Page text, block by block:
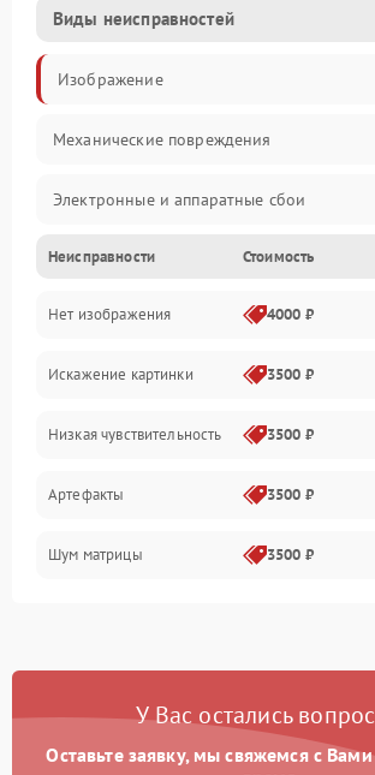
Виды неисправностей
Изображение
Механические повреждения
Электронные и аппаратные сбои
Неисправности сенсора и оптики
Программные ошибки
Электропитание
Измерения
Матрица
Проблемы питания
Неисправности Стоимость
Нет изображения 4000 ₽
Искажение картинки 3500 ₽
Низкая чувствительность 3500 ₽
Артефакты 3500 ₽
Шум матрицы 3500 ₽
У Вас остались
Оставьте заявку, мы свяжемся с